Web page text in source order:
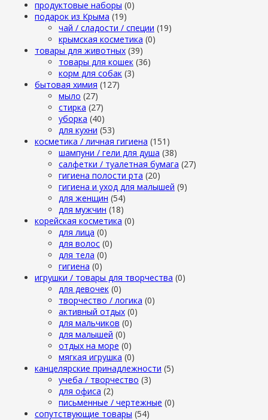
продуктовые наборы (0)
подарок из Крыма (19)
чай / сладости / специи (19)
крымская косметика (0)
товары для животных (39)
товары для кошек (36)
корм для собак (3)
бытовая химия (127)
мыло (27)
стирка (27)
уборка (40)
для кухни (53)
косметика / личная гигиена (151)
шампуни / гели для душа (38)
салфетки / туалетная бумага (27)
гигиена полости рта (20)
гигиена и уход для малышей (9)
для женщин (54)
для мужчин (18)
корейская косметика (0)
для лица (0)
для волос (0)
для тела (0)
гигиена (0)
игрушки / товары для творчества (0)
для девочек (0)
творчество / логика (0)
активный отдых (0)
для мальчиков (0)
для малышей (0)
отдых на море (0)
мягкая игрушка (0)
канцелярские принадлежности (5)
учеба / творчество (3)
для офиса (2)
письменные / чертежные (0)
сопутствующие товары (54)